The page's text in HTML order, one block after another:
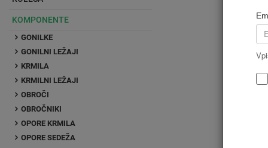
KOMPONENTE
GONILKE
GONILNI LEŽAJI
KRMILA
KRMILNI LEŽAJI
OBROČI
OBROČNIKI
OPORE KRMILA
OPORE SEDEŽA